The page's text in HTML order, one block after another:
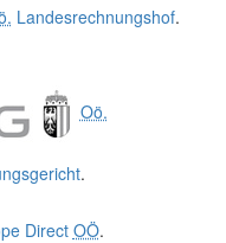
Landesrechnungshof.
Oö.
.
Direct OÖ.